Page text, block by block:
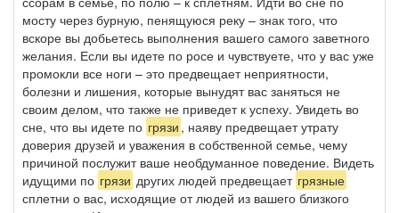
мосту через бурную, пенящуюся реку – знак того, что
вскоре вы добьетесь выполнения вашего самого заветного
желания. Если вы идете по росе и чувствуете, что у вас уже
промокли все ноги – это предвещает неприятности,
болезни и лишения, которые вынудят вас заняться не
своим делом, что также не приведет к успеху. Увидеть во
сне, что вы идете по грязи , наяву предвещает утрату
доверия друзей и уважения в собственной семье, чему
причиной послужит ваше необдуманное поведение. Видеть
идущими по грязи других людей предвещает грязные
сплетни о вас, исходящие от людей из вашего близкого